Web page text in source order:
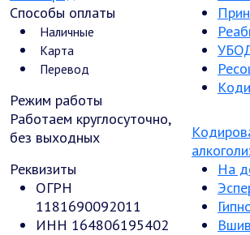
Способы оплаты
Наличные
Карта
Перевод
Режим работы
Работаем круглосуточно,
без выходных
Реквизиты
ОГРН
1181690092011
ИНН 164806195402
На